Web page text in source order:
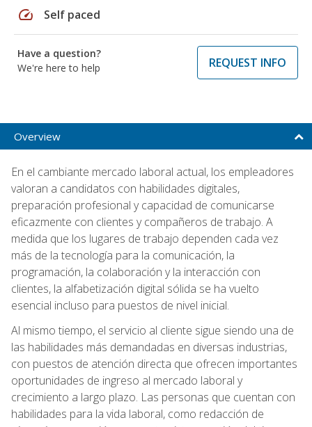
speed Self paced
Have a question?
We're here to help
REQUEST INFO
Overview
En el cambiante mercado laboral actual, los empleadores
valoran a candidatos con habilidades digitales,
preparación profesional y capacidad de comunicarse
eficazmente con clientes y compañeros de trabajo. A
medida que los lugares de trabajo dependen cada vez
más de la tecnología para la comunicación, la
programación, la colaboración y la interacción con
clientes, la alfabetización digital sólida se ha vuelto
esencial incluso para puestos de nivel inicial.
Al mismo tiempo, el servicio al cliente sigue siendo una de
las habilidades más demandadas en diversas industrias,
con puestos de atención directa que ofrecen importantes
oportunidades de ingreso al mercado laboral y
crecimiento a largo plazo. Las personas que cuentan con
habilidades para la vida laboral, como redacción de